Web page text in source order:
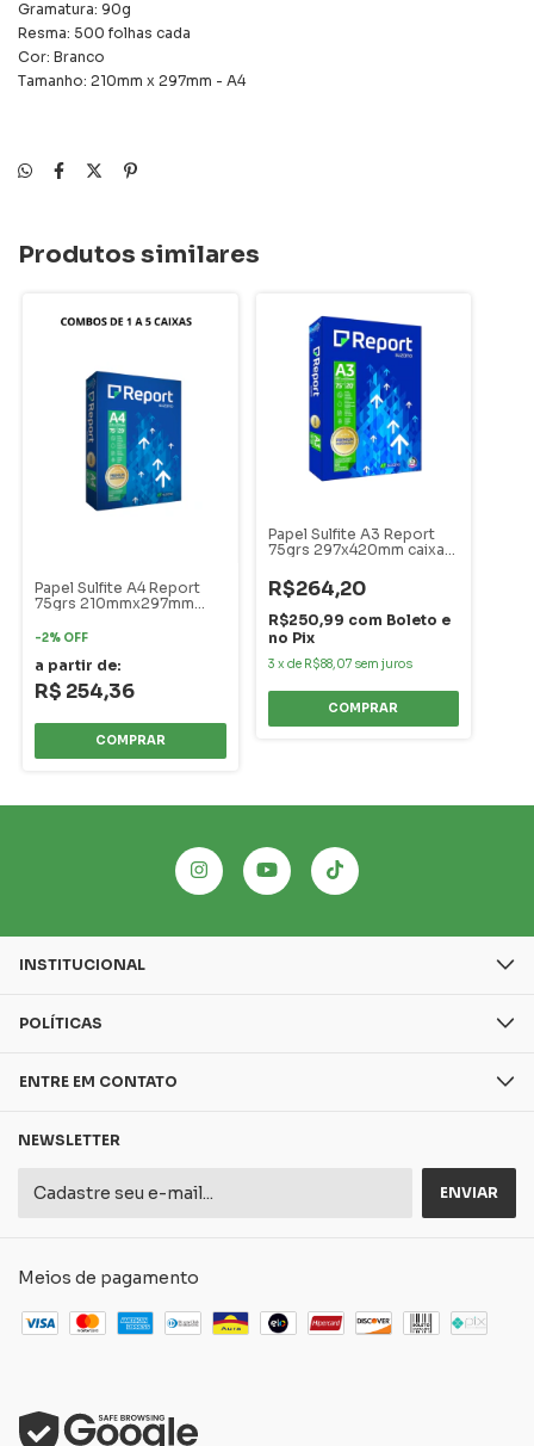
Gramatura: 90g
Resma: 500 folhas cada
Cor: Branco
Tamanho: 210mm x 297mm - A4
Produtos similares
Papel Sulfite A4 Report
75grs 210mmx297mm
500 folhas cada -
-2% OFF
a partir de:
R$ 254,36
COMPRAR
Papel Sulfite A3 Report
75grs 297x420mm caixa
folhas cada
R$264,20
R$250,99 com Boleto e
no Pix
3 x de R$88,07 sem juros
INSTITUCIONAL
POLÍTICAS
ENTRE EM CONTATO
NEWSLETTER
Meios de pagamento